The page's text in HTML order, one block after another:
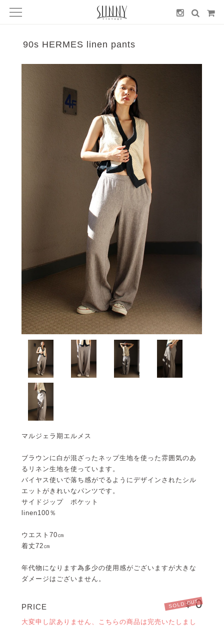
90s HERMES linen pants
マルジェラ期エルメス
ブラウンに白が混ざったネップ生地を使った雰囲気のあ
るリネン生地を使っています。
バイヤス使いで落ち感がでるようにデザインされたシル
エットがきれいなパンツです。
サイドジップ ポケット
linen100％
ウエスト70㎝
着丈72㎝
年代物になります為多少の使用感がございますが大きな
ダメージはございません。
PRICE ¥0
SOLD OUT
大変申し訳ありません、こちらの商品は完売いたしまし